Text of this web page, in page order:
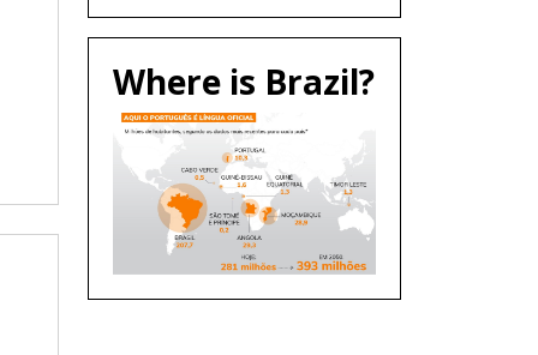
Where is Brazil?